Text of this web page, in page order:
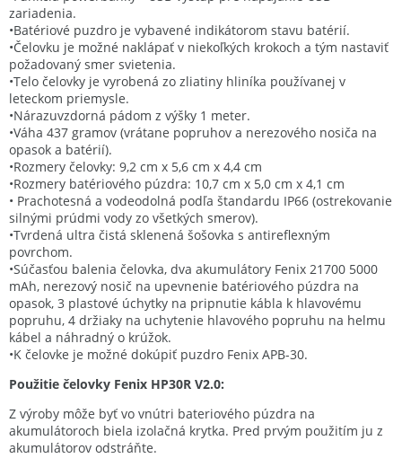
zariadenia.
•Batériové puzdro je vybavené indikátorom stavu batérií.
•Čelovku je možné naklápať v niekoľkých krokoch a tým nastaviť
požadovaný smer svietenia.
•Telo čelovky je vyrobená zo zliatiny hliníka používanej v
leteckom priemysle.
•Nárazuvzdorná pádom z výšky 1 meter.
•Váha 437 gramov (vrátane popruhov a nerezového nosiča na
opasok a batérií).
•Rozmery čelovky: 9,2 cm x 5,6 cm x 4,4 cm
•Rozmery batériového púzdra: 10,7 cm x 5,0 cm x 4,1 cm
• Prachotesná a vodeodolná podľa štandardu IP66 (ostrekovanie
silnými prúdmi vody zo všetkých smerov).
•Tvrdená ultra čistá sklenená šošovka s antireflexným
povrchom.
•Súčasťou balenia čelovka, dva akumulátory Fenix ​​21700 5000
mAh, nerezový nosič na upevnenie batériového púzdra na
opasok, 3 plastové úchytky na pripnutie kábla k hlavovému
popruhu, 4 držiaky na uchytenie hlavového popruhu na helmu
kábel a náhradný o krúžok.
•K čelovke je možné dokúpiť puzdro Fenix ​​APB-30.
Použitie čelovky Fenix ​​HP30R V2.0:
Z výroby môže byť vo vnútri bateriového púzdra na
akumulátoroch biela izolačná krytka. Pred prvým použitím ju z
akumulátorov odstráňte.